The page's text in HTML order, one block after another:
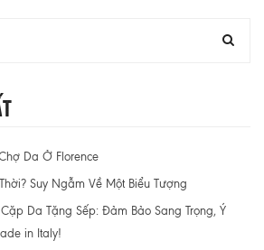
Da Ở Florence
Suy Ngẫm Về Một Biểu Tượng
Da Tặng Sếp: Đảm Bảo Sang Trọng, Ý
in Italy!